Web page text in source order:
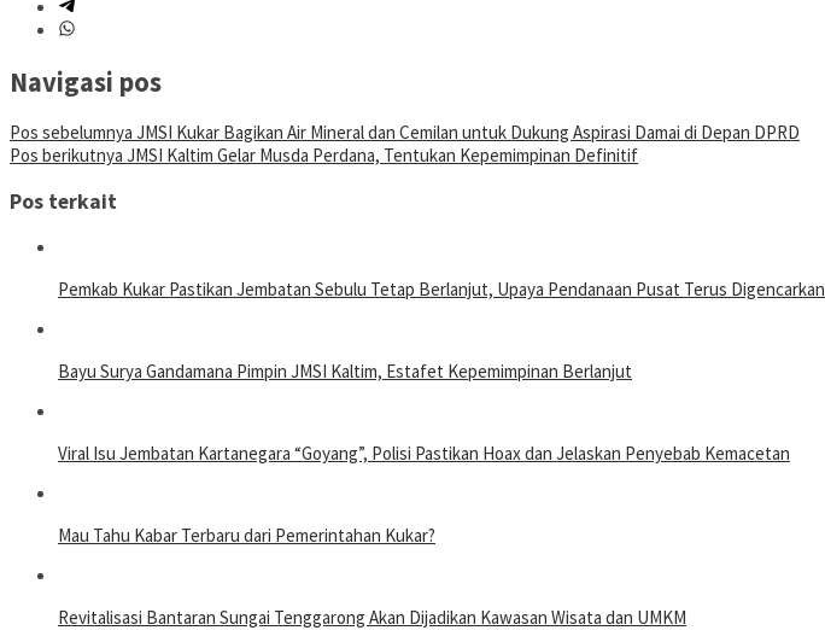
Navigasi pos
Pos sebelumnya JMSI Kukar Bagikan Air Mineral dan Cemilan untuk Dukung Aspirasi Damai di Depan DPRD
Pos berikutnya JMSI Kaltim Gelar Musda Perdana, Tentukan Kepemimpinan Definitif
Pos terkait
Pemkab Kukar Pastikan Jembatan Sebulu Tetap Berlanjut, Upaya Pendanaan Pusat Terus Digencarkan
Bayu Surya Gandamana Pimpin JMSI Kaltim, Estafet Kepemimpinan Berlanjut
Viral Isu Jembatan Kartanegara “Goyang”, Polisi Pastikan Hoax dan Jelaskan Penyebab Kemacetan
Mau Tahu Kabar Terbaru dari Pemerintahan Kukar?
Revitalisasi Bantaran Sungai Tenggarong Akan Dijadikan Kawasan Wisata dan UMKM